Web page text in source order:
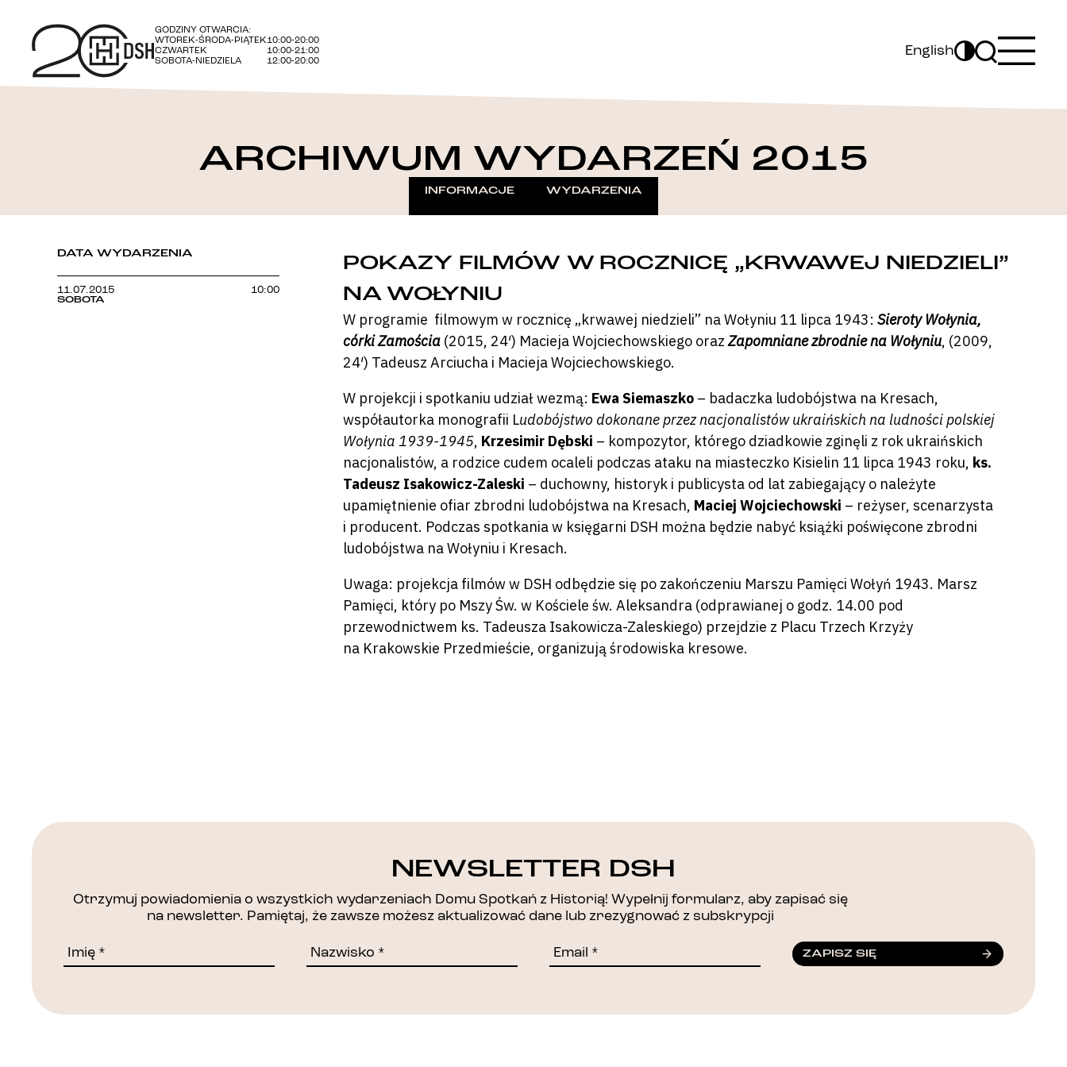
GODZINY OTWARCIA:
WTOREK-ŚRODA-PIĄTEK10:00-20:00
CZWARTEK
10:00-21:00
SOBOTA-NIEDZIELA
12:00-20:00
English
ARCHIWUM WYDARZEŃ 2015
INFORMACJE WYDARZENIA
DATA WYDARZENIA
11.07.2015
SOBOTA
10:00
POKAZY FILMÓW W ROCZNICĘ „KRWAWEJ NIEDZIELI”
NA WOŁYNIU
W programie filmowym w rocznicę „krwawej niedzieli” na Wołyniu 11 lipca 1943: Sieroty Wołynia,
córki Zamościa (2015, 24′) Macieja Wojciechowskiego orazZapomniane zbrodnie na Wołyniu, (2009,
24′) Tadeusz Arciucha i Macieja Wojciechowskiego.
W projekcji i spotkaniu udział wezmą: Ewa Siemaszko – badaczka ludobójstwa na Kresach,
współautorka monografii Ludobójstwo dokonane przez nacjonalistów ukraińskich na ludności polskiej
Wołynia 1939-1945, Krzesimir Dębski – kompozytor, którego dziadkowie zginęli z rok ukraińskich
nacjonalistów, a rodzice cudem ocaleli podczas ataku na miasteczko Kisielin 11 lipca 1943 roku, ks.
Tadeusz Isakowicz-Zaleski – duchowny, historyk i publicysta od lat zabiegający o należyte
upamiętnienie ofiar zbrodni ludobójstwa na Kresach, Maciej Wojciechowski – reżyser, scenarzysta
i producent. Podczas spotkania w księgarni DSH można będzie nabyć książki poświęcone zbrodni
ludobójstwa na Wołyniu i Kresach.
Uwaga: projekcja filmów w DSH odbędzie się po zakończeniu Marszu Pamięci Wołyń 1943. Marsz
Pamięci, który po Mszy Św. w Kościele św. Aleksandra (odprawianej o godz. 14.00 pod
przewodnictwem ks. Tadeusza Isakowicza-Zaleskiego) przejdzie z Placu Trzech Krzyży
na Krakowskie Przedmieście, organizują środowiska kresowe.
DZIĘKUJEMY!
NEWSLETTER DSH
Otrzymuj powiadomienia o wszystkich wydarzeniach Domu Spotkań z Historią! Wypełnij formularz, aby zapisać się
na newsletter. Pamiętaj, że zawsze możesz aktualizować dane lub zrezygnować z subskrypcji
ZAPISZ SIĘ